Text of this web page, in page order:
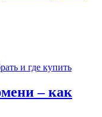
– как